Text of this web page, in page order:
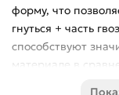
форму, что
гнуться + часть
способствуют
материале в